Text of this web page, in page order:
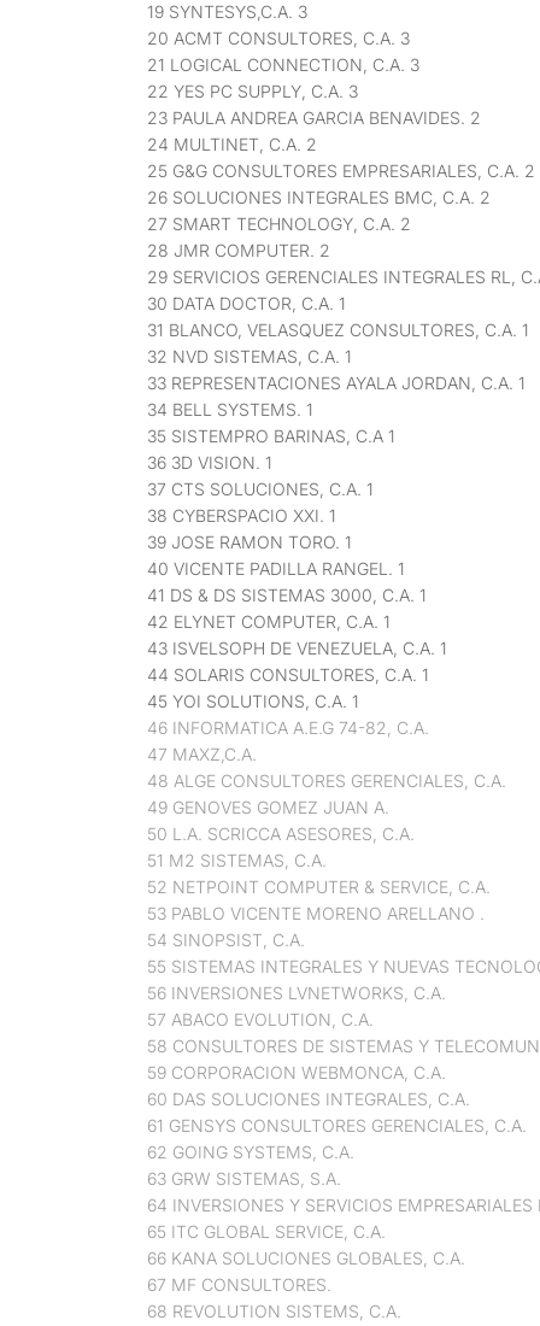
19 SYNTESYS,C.A. 3
20 ACMT CONSULTORES, C.A. 3
21 LOGICAL CONNECTION, C.A. 3
22 YES PC SUPPLY, C.A. 3
23 PAULA ANDREA GARCIA BENAVIDES. 2
24 MULTINET, C.A. 2
25 G&G CONSULTORES EMPRESARIALES, C.A. 2
26 SOLUCIONES INTEGRALES BMC, C.A. 2
27 SMART TECHNOLOGY, C.A. 2
28 JMR COMPUTER. 2
29 SERVICIOS GERENCIALES INTEGRALES RL,
30 DATA DOCTOR, C.A. 1
31 BLANCO, VELASQUEZ CONSULTORES, C.A. 1
32 NVD SISTEMAS, C.A. 1
33 REPRESENTACIONES AYALA JORDAN, C.A. 1
34 BELL SYSTEMS. 1
35 SISTEMPRO BARINAS, C.A 1
36 3D VISION. 1
37 CTS SOLUCIONES, C.A. 1
38 CYBERSPACIO XXI. 1
39 JOSE RAMON TORO. 1
40 VICENTE PADILLA RANGEL. 1
41 DS & DS SISTEMAS 3000, C.A. 1
42 ELYNET COMPUTER, C.A. 1
43 ISVELSOPH DE VENEZUELA, C.A. 1
44 SOLARIS CONSULTORES, C.A. 1
45 YOI SOLUTIONS, C.A. 1
46 INFORMATICA A.E.G 74-82, C.A.
47 MAXZ,C.A.
48 ALGE CONSULTORES GERENCIALES, C.A.
49 GENOVES GOMEZ JUAN A.
50 L.A. SCRICCA ASESORES, C.A.
51 M2 SISTEMAS, C.A.
52 NETPOINT COMPUTER & SERVICE, C.A.
53 PABLO VICENTE MORENO ARELLANO .
54 SINOPSIST, C.A.
55 SISTEMAS INTEGRALES Y NUEVAS
56 INVERSIONES LVNETWORKS, C.A.
57 ABACO EVOLUTION, C.A.
58 CONSULTORES DE SISTEMAS Y
59 CORPORACION WEBMONCA, C.A.
60 DAS SOLUCIONES INTEGRALES, C.A.
61 GENSYS CONSULTORES GERENCIALES, C.A.
62 GOING SYSTEMS, C.A.
63 GRW SISTEMAS, S.A.
64 INVERSIONES Y SERVICIOS EMPRESARIALES
65 ITC GLOBAL SERVICE, C.A.
66 KANA SOLUCIONES GLOBALES, C.A.
67 MF CONSULTORES.
68 REVOLUTION SISTEMS, C.A.